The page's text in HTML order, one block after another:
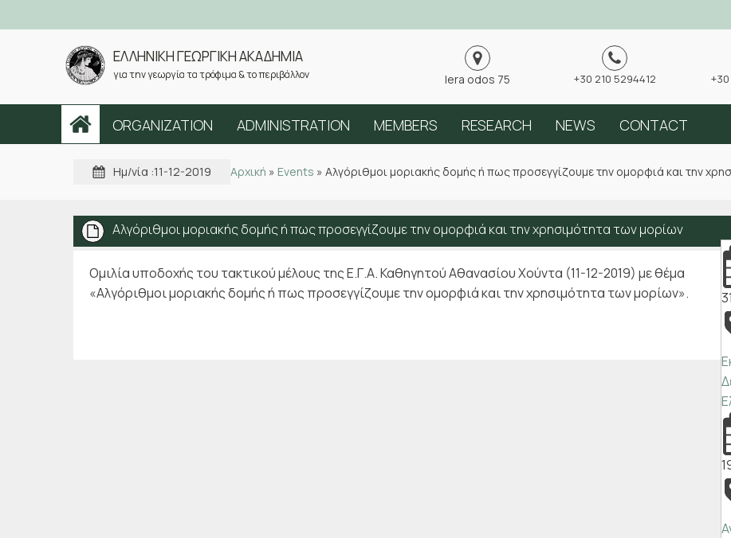
ΕΛΛΗΝΙΚΗ ΓΕΩΡΓΙΚΗ ΑΚΑΔΗΜΙΑ
για την γεωργία τα τρόφιμα & το περιβάλλον Iera odos 75 +30 210 5294412
ORGANIZATION ADMINISTRATION MEMBERS RESEARCH NEWS CONTACT
Ημ/νία :11-12-2019 Αρχική » Events »Αλγόριθμοι μοριακής δομής ή πως προσεγγίζουμε την ομορφιά και την
Αλγόριθμοι μοριακής δομής ή πως προσεγγίζουμε την ομορφιά και την χρησιμότητα των μορίων
Ομιλία υποδοχής του τακτικού μέλους της Ε.Γ.Α. Καθηγητού Αθανασίου Χούντα (11-12-2019) με θέμα
«Αλγόριθμοι μοριακής δομής ή πως προσεγγίζουμε την ομορφιά και την χρησιμότητα των μορίων».